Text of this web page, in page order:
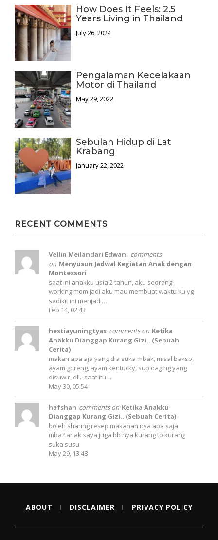
How Does It Feels: 2.5
Years Living in Thailand
July 26, 2024
Pengalaman Kecelakaan
Motor di Thailand
May 29, 2022
Sebulan Hidup di Lat
Krabang
January 22, 2022
RECENT COMMENTS
Vellin Meilandari Edwani comments
on Menyusun Jadwal Kegiatan Anak dengan
Montessori
saat ini anakku usia 2 tahun, aku seorang
working mom jadi aku mau membuat waktu ku yg
sedikit ini menjadi…
Feb 14, 02:43
hestiayuningtyas comments on Ketika
Anakku Dianggap Kurang Gizi.. (Sebuah
Cerita)
makan apa aja yang dia suka mbak, misal bakso,
ayam goreng, ayam kentucky, sup daging yang
disuwir, dll.. saat itu…
May 30, 05:54
hafshah comments on Ketika Anakku
Dianggap Kurang Gizi.. (Sebuah Cerita)
boleh sharing resep makanan nya apa saja
mba? anak saya juga bb nya kurang tp kurang
suka susu
May 29, 13:48
ABOUT DISCLAIMER PRIVACY POLICY